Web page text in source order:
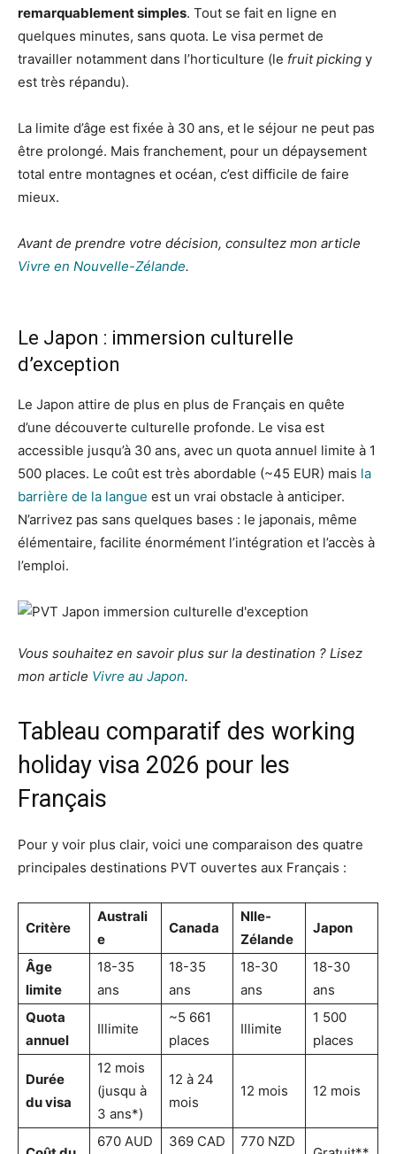
remarquablement simples. Tout se fait en ligne en
quelques minutes, sans quota. Le visa permet de
travailler notamment dans l’horticulture (le fruit picking y
est très répandu).
La limite d’âge est fixée à 30 ans, et le séjour ne peut pas
être prolongé. Mais franchement, pour un dépaysement
total entre montagnes et océan, c’est difficile de faire
mieux.
Avant de prendre votre décision, consultez mon article
Vivre en Nouvelle-Zélande.
Le Japon : immersion culturelle
d’exception
Le Japon attire de plus en plus de Français en quête
d’une découverte culturelle profonde. Le visa est
accessible jusqu’à 30 ans, avec un quota annuel limite à 1
500 places. Le coût est très abordable (~45 EUR) mais la
barrière de la langue est un vrai obstacle à anticiper.
N’arrivez pas sans quelques bases : le japonais, même
élémentaire, facilite énormément l’intégration et l’accès à
l’emploi.
Vous souhaitez en savoir plus sur la destination ? Lisez
mon article Vivre au Japon.
Tableau comparatif des working
holiday visa 2026 pour les
Français
Pour y voir plus clair, voici une comparaison des quatre
principales destinations PVT ouvertes aux Français :
Critère
Australi
e
Canada
Nlle-
Zélande
Japon
Âge
limite
18-35
ans
18-35
ans
18-30
ans
18-30
ans
Quota
annuel
Illimite
~5 661
places
Illimite
1 500
places
Durée
du visa
12 mois
(jusqu à
3 ans*)
12 à 24
mois
12 mois 12 mois
670 AUD 369 CAD 770 NZD